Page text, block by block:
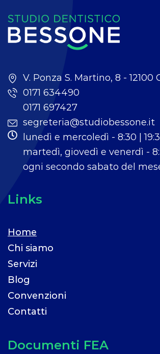
V. Ponza S. Martino, 8 - 12100
0171 634490
0171 697427
segreteria@studiobessone.it
lunedì e mercoledì - 8:30 |
martedì, giovedì e venerdì -
ogni secondo sabato del
Links
Home
Chi siamo
Servizi
Blog
Convenzioni
Contatti
Documenti FEA